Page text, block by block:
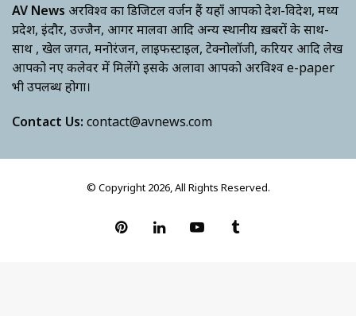
AV News अक्षरविश्व का डिजिटल वर्जन हैं यहाँ आपको देश-विदेश, मध्य
प्रदेश, इंदौर, उज्जैन, आगर मालवा आदि अन्य स्थानीय ख़बरों के साथ-
साथ , खेल जगत, मनोरंजन, लाइफस्टाइल, टेक्नोलॉजी, करियर आदि लेख
आपको नए कलेवर में मिलेंगे इसके अलावा आपको अक्षरविश्व e-paper
भी उपलब्ध होगा।
Contact Us: contact@avnews.com
© Copyright 2026, All Rights Reserved.
PinterestLinkedInYouTubeTumblr